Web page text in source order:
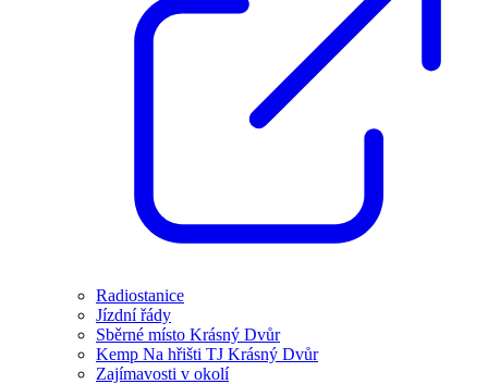
Radiostanice
Jízdní řády
Sběrné místo Krásný Dvůr
Kemp Na hřišti TJ Krásný Dvůr
Zajímavosti v okolí